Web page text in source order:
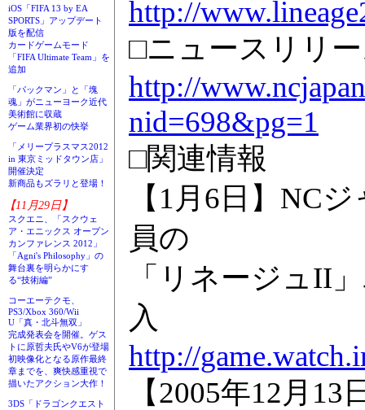
iOS「FIFA 13 by EA
SPORTS」アップデート
版を配信
カードゲームモード
「FIFA Ultimate Team」を
追加
「パックマン」と「塊
魂」がニューヨーク近代
美術館に収蔵
ゲーム業界初の快挙
「メリープラスマス2012
in 東京ミッドタウン店」
開催決定
新商品もズラリと登場！
【11月29日】
スクエニ、「スクウェ
ア・エニックス オープン
カンファレンス 2012」
「Agni's Philosophy」の
舞台裏を明らかにす
る“技術編”
コーエーテクモ、
PS3/Xbox 360/Wii
U「真・北斗無双」
完成発表会を開催。ゲス
トに原哲夫氏やV6が登場
初映像化となる原作最終
章までを、爽快感重視で
描いたアクション大作！
3DS「ドラゴンクエスト
http://
□ニュースリリ
http://
nid=698&pg=1
□関連情報
【1月6日】NC
員の
「リネージュII
入
http://
【2005年12月